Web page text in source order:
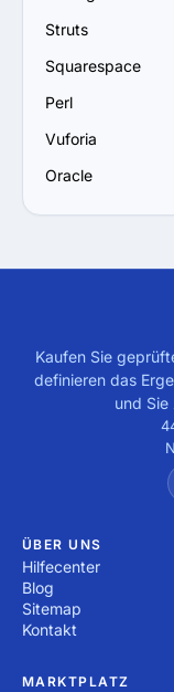
7. Bewerten Sie
Updates und
Struts
Squarespace
Perl
Vuforia
Oracle
Kaufen Sie
definieren das
und
ÜBER UNS
Hilfecenter
Blog
Sitemap
Kontakt
MARKTPLATZ